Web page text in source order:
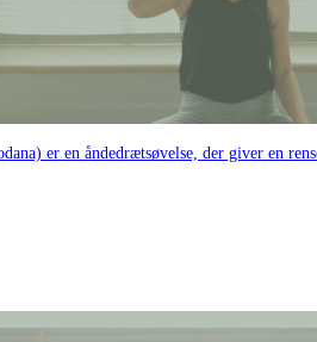
er en åndedrætsøvelse, der giver en